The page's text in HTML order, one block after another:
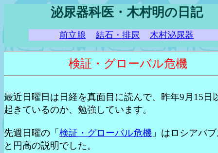
泌尿器科医・木村明の日記
前立腺 結石・排尿 木村泌尿器
検証・グローバル危機
最近日曜日は日経を真面目に読んで、昨年9月15日
起きているのか、勉強しています。
先週日曜の「 検証・グローバル危機 」はロシアバ
と円高の説明でした。